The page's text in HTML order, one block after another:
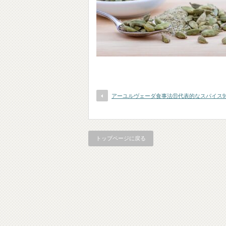
アーユルヴェーダ食事法⑪代表的なスパイス
トップページに戻る